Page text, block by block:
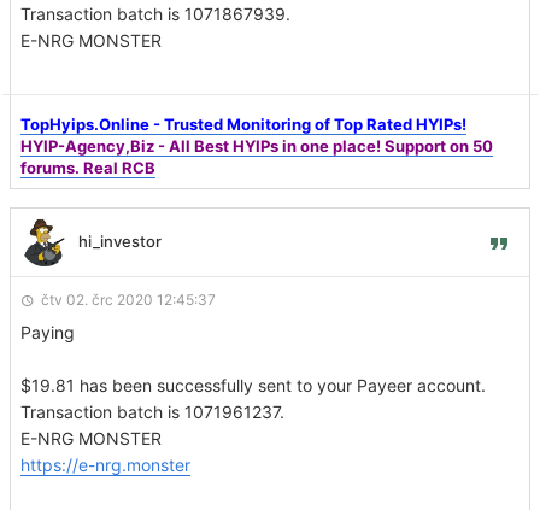
Transaction batch is 1071867939.
E-NRG MONSTER
TopHyips.Online - Trusted Monitoring of Top Rated HYIPs!
HYIP-Agency,Biz - All Best HYIPs in one place! Support on 50
forums. Real RCB
hi_investor
čtv 02. črc 2020 12:45:37
Paying
$19.81 has been successfully sent to your Payeer account.
Transaction batch is 1071961237.
E-NRG MONSTER
https://e-nrg.monster